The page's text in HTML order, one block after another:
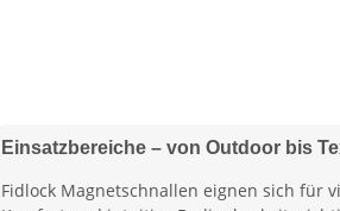
Einsatzbereiche – von Outdoor bis
Fidlock Magnetschnallen eignen sich für